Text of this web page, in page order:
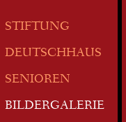
STIFTUNG
DEUTSCHHAUS
SENIOREN
BILDERGALERIE